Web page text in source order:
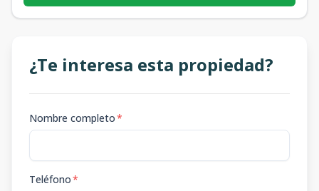
¿Te interesa esta propiedad?
Nombre completo*
Teléfono*